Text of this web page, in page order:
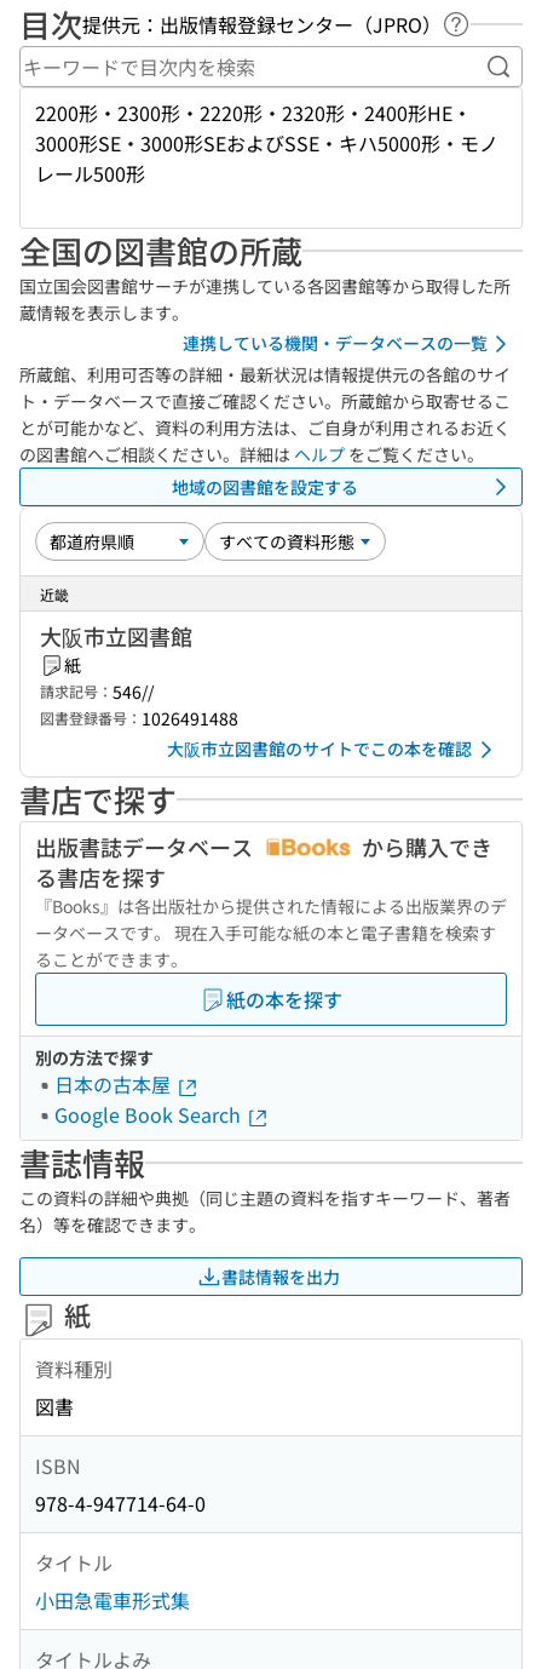
目次提供元：出版情報登録センター（JPRO）
ヘルプペ
キ
2200形・2300形・2220形・2320形・2400形HE・
3000形SE・3000形SEおよびSSE・キハ5000形・モノ
レール500形
全国の図書館の所蔵
国立国会図書館サーチが連携している各図書館等から取得した所
蔵情報を表示します。
連携している機関・データベースの一覧
所蔵館、利用可否等の詳細・最新状況は情報提供元の各館のサイ
ト・データベースで直接ご確認ください。所蔵館から取寄せるこ
とが可能かなど、資料の利用方法は、ご自身が利用されるお近く
の図書館へご相談ください。詳細は ヘルプ をご覧ください。
地域の図書館を設定する
近畿
大阪市立図書館
紙
請求記号： 546//
図書登録番号： 1026491488
大阪市立図書館のサイトでこの本を確認
書店で探す
出版書誌データベース
から購入でき
る書店を探す
『Books』は各出版社から提供された情報による出版業界のデ
ータベースです。 現在入手可能な紙の本と電子書籍を検索す
ることができます。
紙の本を探す
別の方法で探す
日本の古本屋
Google Book Search
書誌情報
この資料の詳細や典拠（同じ主題の資料を指すキーワード、著者
名）等を確認できます。
書誌情報を出力
紙
資料種別
図書
ISBN
978-4-947714-64-0
タイトル
小田急電車形式集
タイトルよみ